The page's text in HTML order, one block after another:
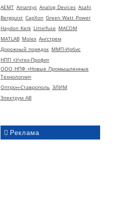
AEMT Amantys Analog Devices Asahi
Bergquist CapXon Green Watt Power
Haydon Kerk Littelfuse MACOM
MATLAB Molex Ангстрем
Дорожный порядок ММП-Ирбис
НПП «Учтех-Профи»
ООО НПФ «Новые Промышленные
Технологии»
Оптрон-Ставрополь ЭЛИМ
Электрум АВ
Реклама